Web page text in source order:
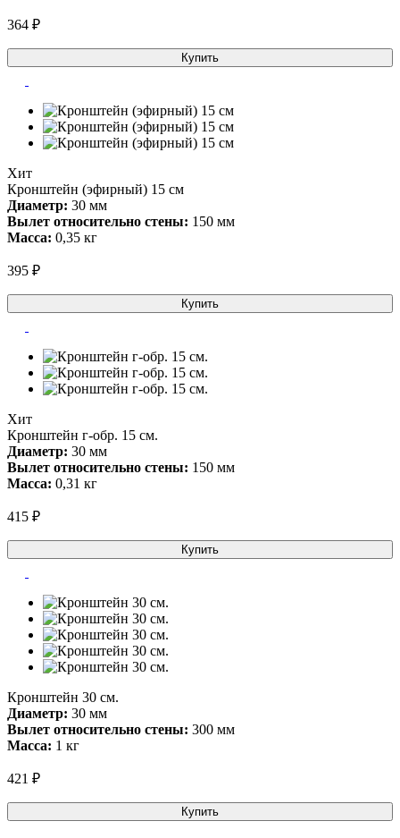
364 ₽
Купить
Хит
Кронштейн (эфирный) 15 см
Диаметр: 30 мм
Вылет относительно стены: 150 мм
Масса: 0,35 кг
395 ₽
Купить
Хит
Кронштейн г-обр. 15 см.
Диаметр: 30 мм
Вылет относительно стены: 150 мм
Масса: 0,31 кг
415 ₽
Купить
Кронштейн 30 см.
Диаметр: 30 мм
Вылет относительно стены: 300 мм
Масса: 1 кг
421 ₽
Купить